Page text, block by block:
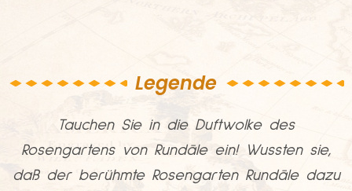
Legende
­Tauchen Sie in die Duftwolke des
Rosengartens von Rundāle ein! Wussten sie,
daß der berühmte Rosengarten Rundāle dazu